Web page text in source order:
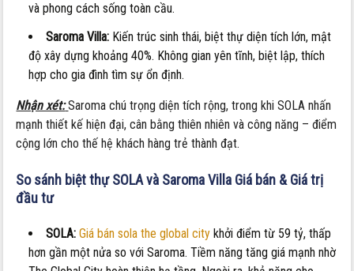
và phong cách sống toàn cầu.
Saroma Villa: Kiến trúc sinh thái, biệt thự diện tích lớn, mật
độ xây dựng khoảng 40%. Không gian yên tĩnh, biệt lập, thích
hợp cho gia đình tìm sự ổn định.
Nhận xét: Saroma chú trọng diện tích rộng, trong khi SOLA nhấn
mạnh thiết kế hiện đại, cân bằng thiên nhiên và công năng – điểm
cộng lớn cho thế hệ khách hàng trẻ thành đạt.
So sánh biệt thự SOLA và Saroma Villa Giá bán & Giá trị
đầu tư
SOLA: Giá bán sola the global city khởi điểm từ 59 tỷ, thấp
hơn gần một nửa so với Saroma. Tiềm năng tăng giá mạnh nhờ